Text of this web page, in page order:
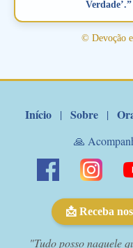
amoroso, creia na
Santo Antonio! Tenha fé,
junto a Jesus! Fique no
© Devoção
Início | Sobre |
🙏
📩 Receba
"Tudo posso naquele